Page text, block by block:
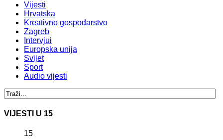
Vijesti
Hrvatska
Kreativno gospodarstvo
Zagreb
Intervjui
Europska unija
Svijet
Sport
Audio vijesti
VIJESTI U 15
15